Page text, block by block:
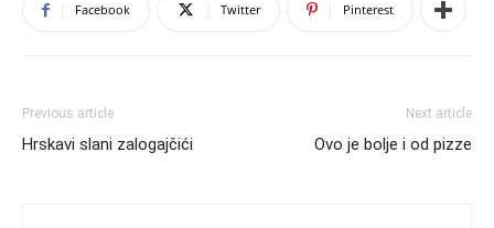
Facebook Twitter Pinterest
Previous article
Hrskavi slani zalogajčići
Next article
Ovo je bolje i od pizze